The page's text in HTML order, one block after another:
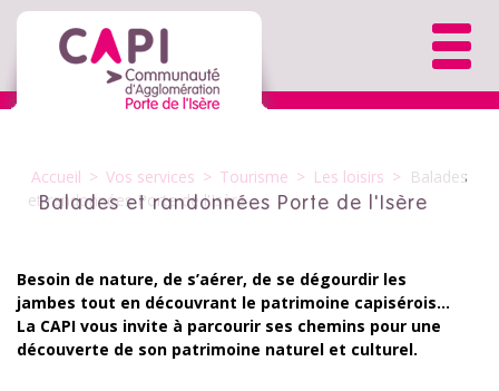
Accueil > Vos services > Tourisme > Les loisirs > Balades
et randonnées Porte de l'Isère
Balades et randonnées Porte de l'Isère
Besoin de nature, de s’aérer, de se dégourdir les
jambes tout en découvrant le patrimoine capisérois…
La CAPI vous invite à parcourir ses chemins pour une
découverte de son patrimoine naturel et culturel.